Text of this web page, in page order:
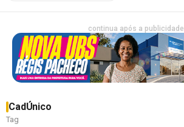
continua após a publicidade
CadÚnico
Tag